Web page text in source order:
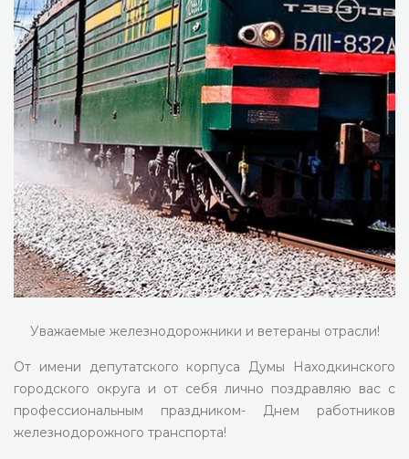
Уважаемые железнодорожники и ветераны отрасли!
От имени депутатского корпуса Думы Находкинского
городского округа и от себя лично поздравляю вас с
профессиональным праздником- Днем работников
железнодорожного транспорта!